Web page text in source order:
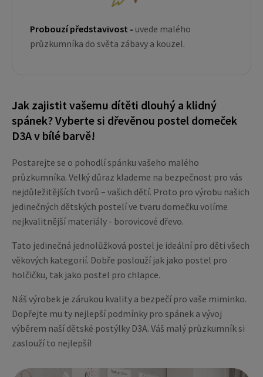
Probouzí představivost - uvede malého
průzkumníka do světa zábavy a kouzel.
Jak zajistit vašemu dítěti dlouhý a klidný
spánek? Vyberte si dřevěnou postel domeček
D3A v bílé barvě!
Postarejte se o pohodlí spánku vašeho malého
průzkumníka. Velký důraz klademe na bezpečnost pro vás
nejdůležitějších tvorů – vašich dětí. Proto pro výrobu našich
jedinečných dětských postelí ve tvaru domečku volíme
nejkvalitnější materiály - borovicové dřevo.
Tato jedinečná jednolůžková postel je ideální pro děti všech
věkových kategorií. Dobře poslouží jak jako postel pro
holčičku, tak jako postel pro chlapce.
Náš výrobek je zárukou kvality a bezpečí pro vaše miminko.
Dopřejte mu ty nejlepší podmínky pro spánek a vývoj
výběrem naší dětské postýlky D3A. Váš malý průzkumník si
zaslouží to nejlepší!